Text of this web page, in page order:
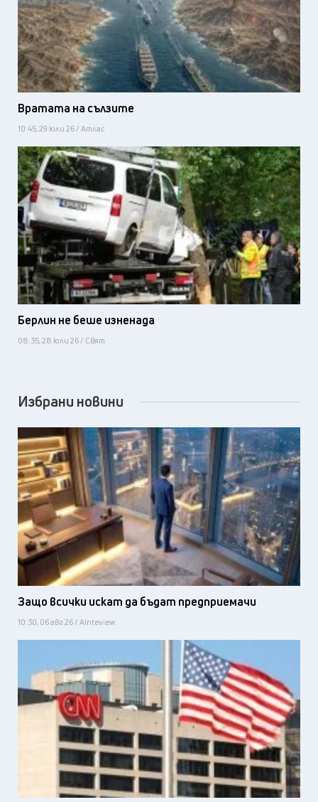
Вратата на сълзите
10:45, 29 юли 26 / Атлас
Берлин не беше изненада
08:35, 28 юли 26 / Свят
Избрани новини
Защо всички искат да бъдат предприемачи
10:30, 06 авг 26 / AInteview